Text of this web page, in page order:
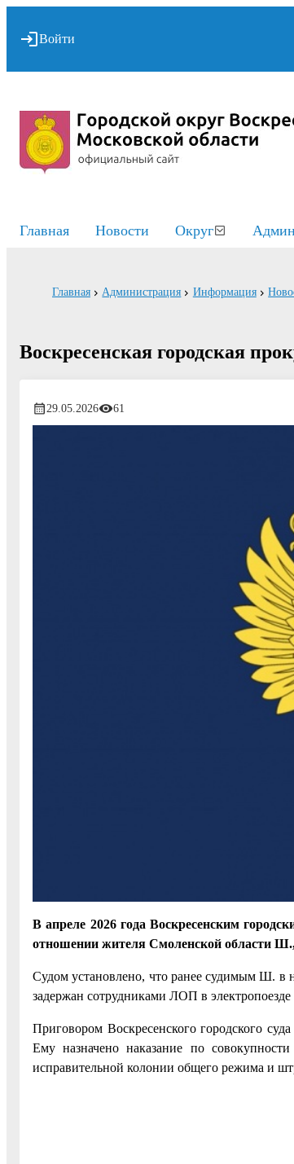
Войти
Главная Новости Округ
Главная Администрация Информация
Воскресенская городская
29.05.2026 61
В апреле 2026 года Воскресенским
отношении жителя Смоленской области
Судом установлено, что ранее судимым Ш. в
задержан сотрудниками ЛОП в
Приговором Воскресенского городского
Ему назначено наказание по
исправительной колонии общего режима и